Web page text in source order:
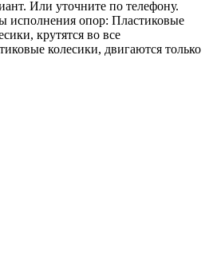
Или уточните по телефону.
исполнения опор: Пластиковые
крутятся во все
колесики, двигаются только